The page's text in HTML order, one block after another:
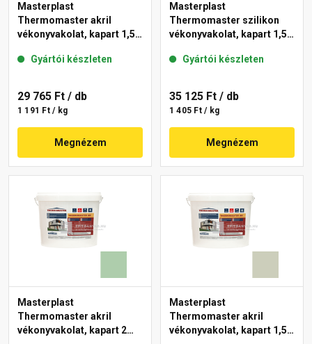
Masterplast
Thermomaster akril
vékonyvakolat, kapart 1,5
Gyártói készleten
29 765 Ft / db
1 191 Ft / kg
Megnézem
Masterplast
Thermomaster szilikon
vékonyvakolat, kapart 1,5
Gyártói készleten
35 125 Ft / db
1 405 Ft / kg
Megnézem
Masterplast
Thermomaster akril
vékonyvakolat, kapart 2
Masterplast
Thermomaster akril
vékonyvakolat, kapart 1,5